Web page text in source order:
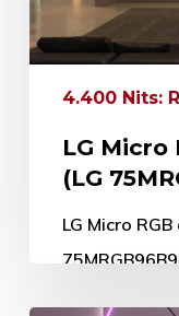
4.400 Nits:
LG Micro
(LG
LG Micro